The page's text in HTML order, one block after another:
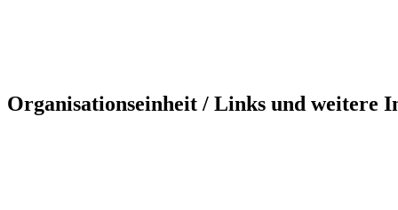
Organisationseinheit / Links und weitere